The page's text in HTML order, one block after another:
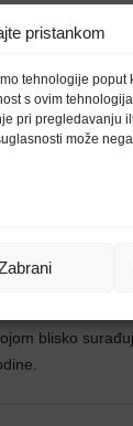
pristankom
tehnologije poput
s ovim
pri pregledavanju
može
Tradicija
okružuje u
nestati, ali dan
kao i uvijek
k
oračnicama,
blisko